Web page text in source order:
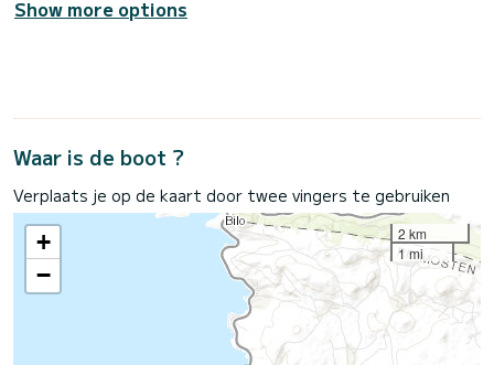
Show more options
Waar is de boot ?
Verplaats je op de kaart door twee vingers te gebruiken
+
−
2 km
1 mi